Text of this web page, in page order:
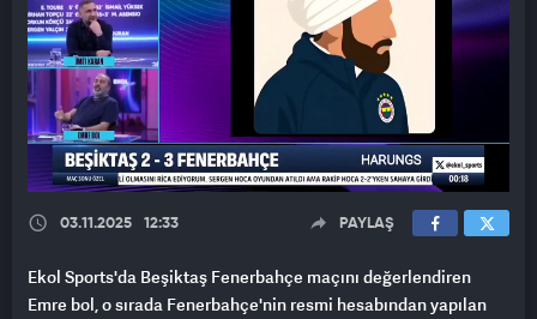
03.11.2025 12:33 PAYLAŞ
Ekol Sports'da Beşiktaş Fenerbahçe maçını değerlendiren
Emre bol, o sırada Fenerbahçe'nin resmi hesabından yapılan